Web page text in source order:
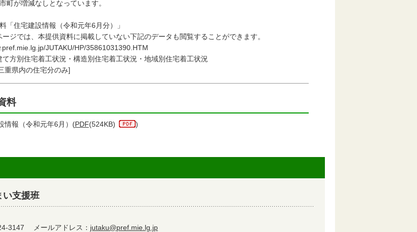
町が増減なしとなっています。
住宅建設情報（令和元年6月分）」
ージでは、本提供資料に掲載していない下記のデータも閲覧することができます。
JUTAKU/HP/35861031390.HTM
て方別住宅着工状況・構造別住宅着工状況・地域別住宅着工状況
重県内の住宅分のみ]
料
情報（令和元年6月）(PDF(524KB) )
支援班
3147 メールアドレス： jutaku@pref.mie.lg.jp